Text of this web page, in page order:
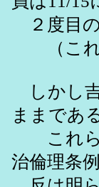
２度目
（これ
しかし
ままであ
これら
治倫理条